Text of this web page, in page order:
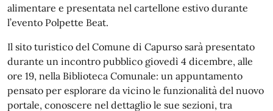
alimentare e presentata nel cartellone estivo durante
l’evento Polpette Beat.
Il sito turistico del Comune di Capurso sarà presentato
durante un incontro pubblico giovedì 4 dicembre, alle
ore 19, nella Biblioteca Comunale: un appuntamento
pensato per esplorare da vicino le funzionalità del nuovo
portale, conoscere nel dettaglio le sue sezioni, tra